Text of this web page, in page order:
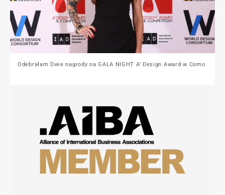
Odebrałam Dwie nagrody na GALA NIGHT A’ Design Award w Como